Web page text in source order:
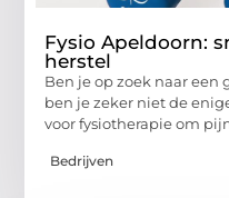
Fysio Apeldoorn:
herstel
Ben je op zoek naar een
ben je zeker niet de
voor fysiotherapie om
Bedrijven